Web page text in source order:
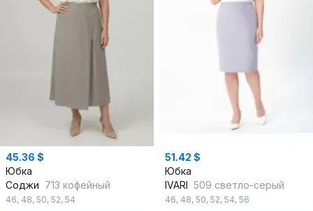
45.36 $
Юбка
Соджи 713 кофейный
46, 48, 50, 52, 54
51.42 $
Юбка
IVARI 509 светло-серый
46, 48, 50, 52, 54, 56